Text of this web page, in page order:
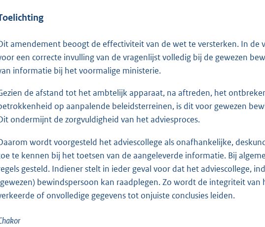
amendement beoogt de effectiviteit van de wet te versterken. In
een correcte invulling van de vragenlijst volledig bij de gewezen
informatie bij het voormalige ministerie.
de afstand tot het ambtelijk apparaat, na aftreden, het
op aanpalende beleidsterreinen, is dit voor gewezen
ondermijnt de zorgvuldigheid van het adviesproces.
wordt voorgesteld het adviescollege als onafhankelijke,
te kennen bij het toetsen van de aangeleverde informatie. Bij
gesteld. Indiener stelt in ieder geval voor dat het adviescollege,
bewindspersoon kan raadplegen. Zo wordt de integriteit
of onvolledige gegevens tot onjuiste conclusies leiden.